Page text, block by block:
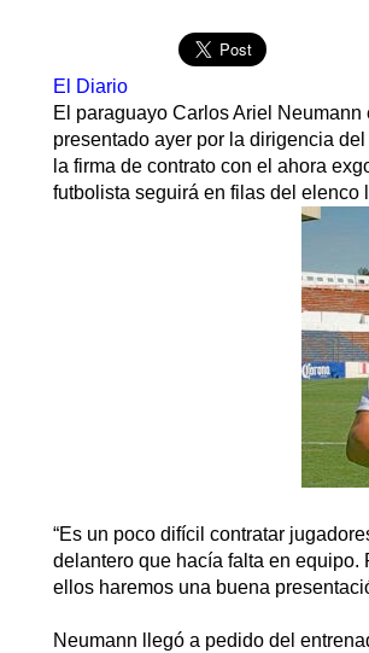
El Diario
El paraguayo Carlos Ariel
presentado ayer por la dirigencia
la firma de contrato con el ahora
futbolista seguirá en filas del elenco
“Es un poco difícil contratar
delantero que hacía falta en equipo.
ellos haremos una buena
Neumann llegó a pedido del